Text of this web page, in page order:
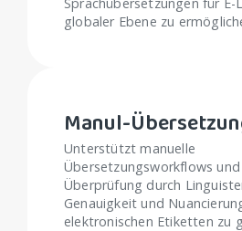
globaler Ebene zu
Manul-
Unterstützt manuelle
Übersetzungsworkflows
Überprüfung durch
Genauigkeit und
elektronischen Etiketten zu